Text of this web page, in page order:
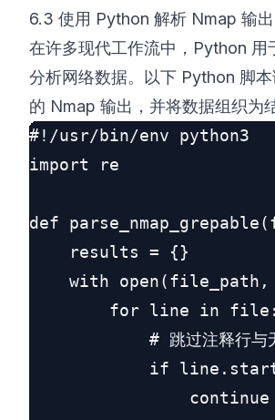
6.3 使用 Python 解析 Nmap 输出
在许多现代工作流中，Python 用
分析网络数据。以下 Python 脚
的 Nmap 输出，并将数据组织为
#!/usr/bin/env python3
import re
def
    results = {}
with
        for line in file:
# 跳过注释行与
if
                continue